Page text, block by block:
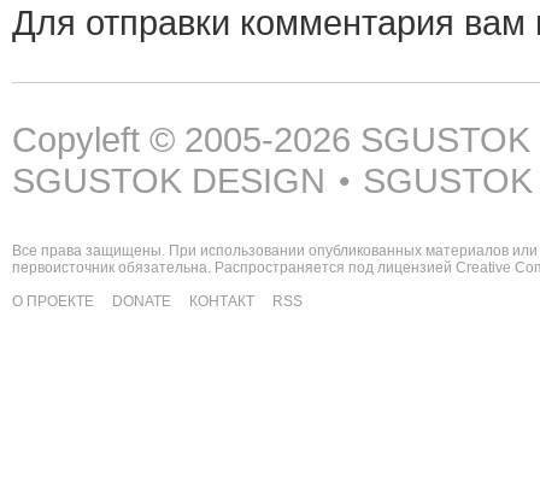
Для отправки комментария
Copyleft © 2005-2026
SGUSTOK DESIGN •
Все права защищены. При использовании опубликованных материалов
первоисточник обязательна. Распространяется под лицензией Creative
О ПРОЕКТЕ
DONATE КОНТАКТ RSS